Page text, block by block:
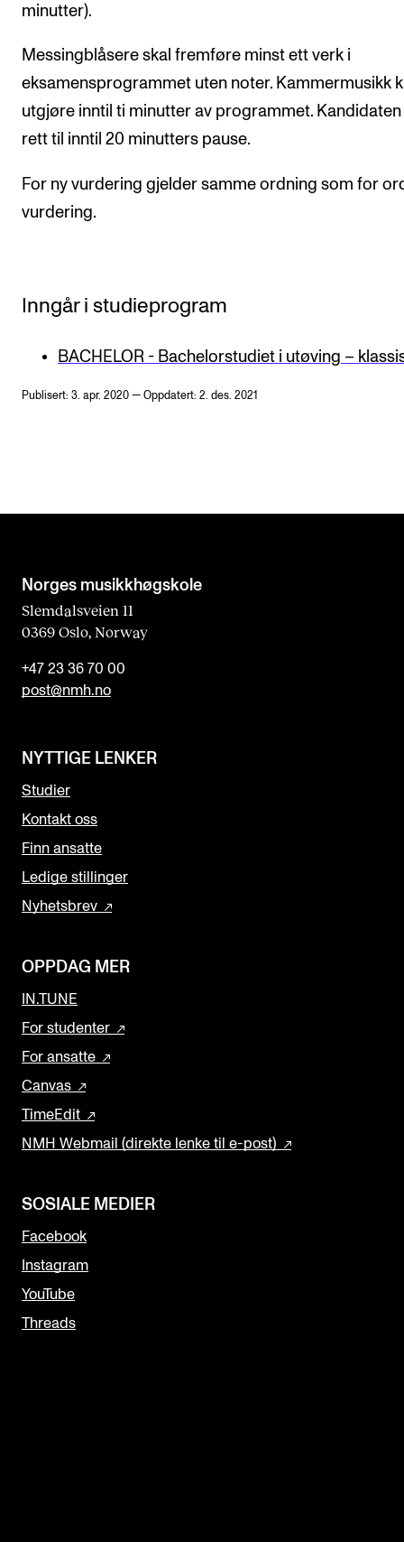
minutter).
Messingblåsere skal fremføre minst ett verk i
eksamensprogrammet uten noter. Kammermusikk
utgjøre inntil ti minutter av programmet. Kandidaten
rett til inntil 20 minutters pause.
For ny vurdering gjelder samme ordning som for
vurdering.
Inngår i studieprogram
BACHELOR - Bachelorstudiet i utøving –
Publisert: 3. apr. 2020 — Oppdatert: 2. des. 2021
Norges musikk­høgskole
Slemdalsveien 11
0369 Oslo, Norway
+47 23 36 70 00
post@nmh.no
NYTTIGE LENKER
Studier
Kontakt oss
Finn ansatte
Ledige stillinger
Nyhetsbrev
OPPDAG MER
IN.TUNE
For studenter
For ansatte
Canvas
TimeEdit
NMH Webmail (direkte lenke til e-post)
SOSIALE MEDIER
Facebook
Instagram
YouTube
Threads